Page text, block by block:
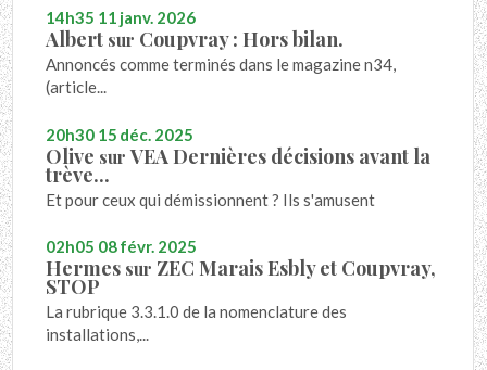
14h35 11 janv. 2026
Albert sur Coupvray : Hors bilan.
Annoncés comme terminés dans le magazine n34,
(article...
20h30 15 déc. 2025
Olive surVEA Dernières décisions avant la
trève...
Et pour ceux qui démissionnent ? Ils s'amusent
02h05 08févr. 2025
Hermes sur ZEC Marais Esbly et Coupvray,
STOP
La rubrique 3.3.1.0 de la nomenclature des
installations,...